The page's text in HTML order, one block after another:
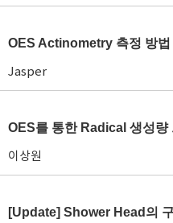
OES Actinometry 측정 방법
Jasper
OES를 통한 Radical 생성량
이상원
[Update] Shower Head의